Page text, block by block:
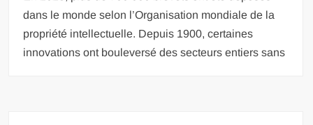
dans le monde selon l’Organisation mondiale de la
propriété intellectuelle. Depuis 1900, certaines
innovations ont bouleversé des secteurs entiers sans